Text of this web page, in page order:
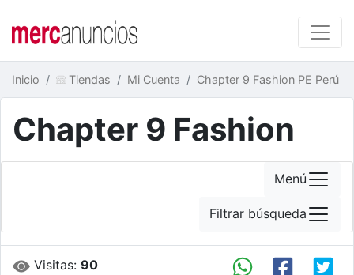
Inicio Tiendas Mi Cuenta Chapter 9 Fashion PE Perú
Chapter 9 Fashion
Visitas:90
Menú
Filtrar búsqueda